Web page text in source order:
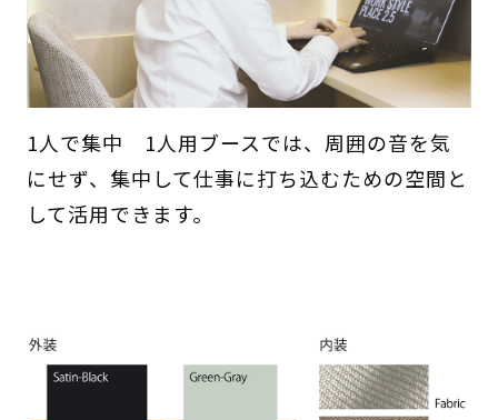
1人で集中 1人用ブースでは、周囲の音を気
にせず、集中して仕事に打ち込むための空間と
して活用できます。